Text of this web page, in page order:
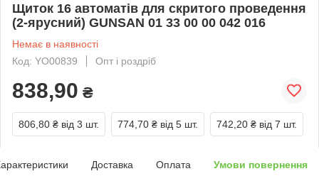
Щиток 16 автоматів для скритого проведення
(2-ярусний) GUNSAN 01 33 00 00 042 016
Немає в наявності
Код: YО00839
Опт і роздріб
838,90 ₴
806,80 ₴ від 3 шт. 774,70 ₴ від 5 шт. 742,20 ₴ від 7 шт.
Доставка Оплата Умови повернення